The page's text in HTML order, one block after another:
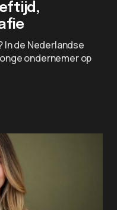
In de Nederlandse
ondernemer op